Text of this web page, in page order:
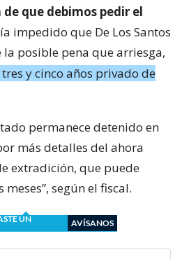
que debimos pedir el
impedido que De Los Santos
posible pena que arriesga,
tres y cinco años privado de
permanece detenido en
más detalles del ahora
extradición, que puede
según el fiscal.
UN
AVÍSANOS